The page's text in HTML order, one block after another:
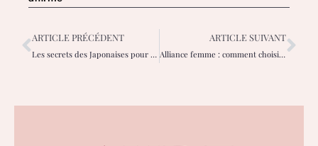
ARTICLE PRÉCÉDENT
Les secrets des Japonaises pour se rafraichir l’été
ARTICLE SUIVANT
Alliance femme : comment choisir le modèle idéal pour votre mariage ?